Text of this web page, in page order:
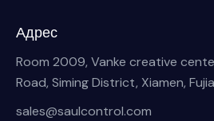
Адрес
Room 2009, Vanke creative
Road, Siming District, Xiamen,
sales@saulcontrol.com